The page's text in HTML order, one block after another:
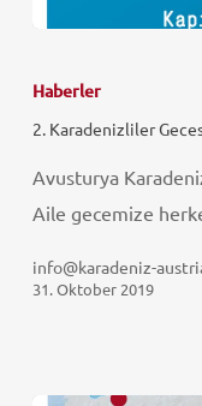
Haberler
2. Karadenizliler
Avusturya
Aile gecemize
info@karadeniz-
31. Oktober 2019